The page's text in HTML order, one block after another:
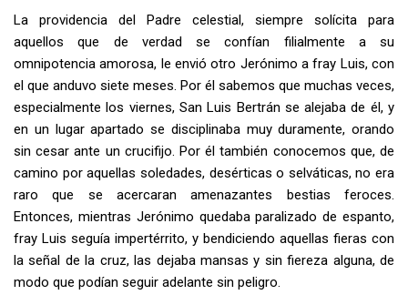
La providencia del Padre celestial, siempre solícita para
aquellos que de verdad se confían filialmente a su
omnipotencia amorosa, le envió otro Jerónimo a fray Luis, con
el que anduvo siete meses. Por él sabemos que muchas veces,
especialmente los viernes, San Luis Bertrán se alejaba de él, y
en un lugar apartado se disciplinaba muy duramente, orando
sin cesar ante un crucifijo. Por él también conocemos que, de
camino por aquellas soledades, desérticas o selváticas, no era
raro que se acercaran amenazantes bestias feroces.
Entonces, mientras Jerónimo quedaba paralizado de espanto,
fray Luis seguía impertérrito, y bendiciendo aquellas fieras con
la señal de la cruz, las dejaba mansas y sin fiereza alguna, de
modo que podían seguir adelante sin peligro.